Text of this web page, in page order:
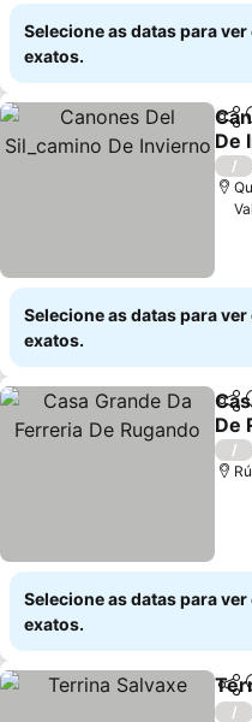
Selecione as datas para
exatos.
De
/
Selecione as datas para
exatos.
De
/
Selecione as datas para
exatos.
/